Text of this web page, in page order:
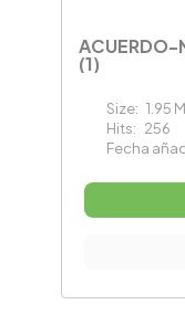
(1)
Size: 1.95
Hits: 256
Fecha